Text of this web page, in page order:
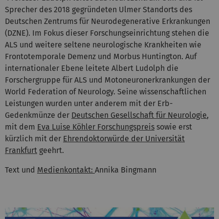
Sprecher des 2018 gegründeten Ulmer Standorts des
Deutschen Zentrums für Neurodegenerative Erkrankungen
(DZNE). Im Fokus dieser Forschungseinrichtung stehen die
ALS und weitere seltene neurologische Krankheiten wie
Frontotemporale Demenz und Morbus Huntington. Auf
internationaler Ebene leitete Albert Ludolph die
Forschergruppe für ALS und Motoneuronerkrankungen der
World Federation of Neurology. Seine wissenschaftlichen
Leistungen wurden unter anderem mit der Erb-
Gedenkmünze der Deutschen Gesellschaft für Neurologie,
mit dem Eva Luise Köhler Forschungspreis sowie erst
kürzlich mit der Ehrendoktorwürde der Universität
Frankfurt geehrt.
Text und Medienkontakt: Annika Bingmann